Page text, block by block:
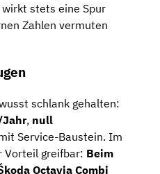
stets eine Spur
Zahlen vermuten
schlank gehalten:
, null
Service-Baustein. Im
Vorteil greifbar: Beim
Octavia Combi